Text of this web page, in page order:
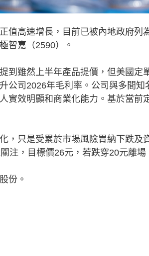
高速增長，目前已被內地政府列
智嘉（2590）。
雖然上半年產品提價，但美國定
公司2026年毛利率。公司與多間知
實效明顯和商業化能力。基於當前
只是受累於市場風險胃納下跌及
注，目標價26元，若跌穿20元離場
份​​。